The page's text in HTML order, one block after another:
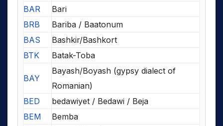
BAR
Bari
BRB
Bariba / Baatonum
BAS
Bashkir/Bashkort
BTK
Batak-Toba
BAY
Bayash/Boyash (gypsy dialect of
Romanian)
BED
bedawiyet / Bedawi / Beja
BEM
Bemba